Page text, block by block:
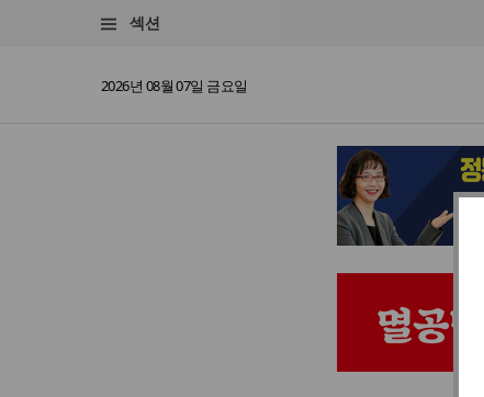
섹션
2026년 08월 07일 금요일